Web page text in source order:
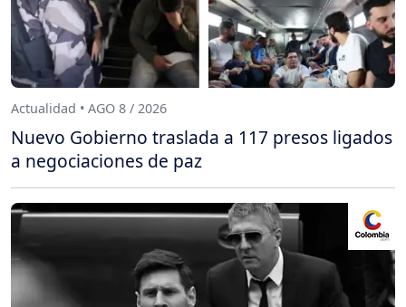
Actualidad • AGO 8 / 2026
Nuevo Gobierno traslada a 117 presos ligados
a negociaciones de paz